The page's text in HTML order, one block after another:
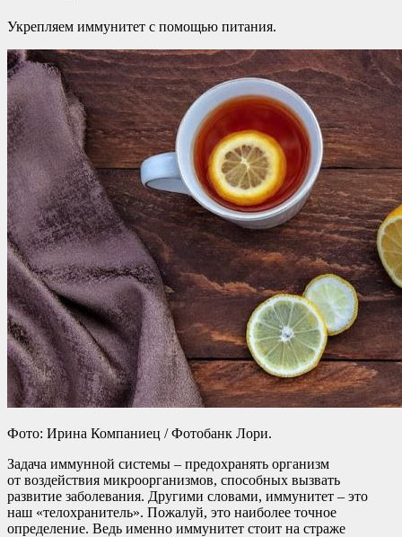
Укрепляем иммунитет с помощью питания.
Фото: Ирина Компаниец / Фотобанк Лори.
Задача иммунной системы – предохранять организм
от воздействия микроорганизмов, способных вызвать
развитие заболевания. Другими словами, иммунитет – это
наш «телохранитель». Пожалуй, это наиболее точное
определение. Ведь именно иммунитет стоит на страже